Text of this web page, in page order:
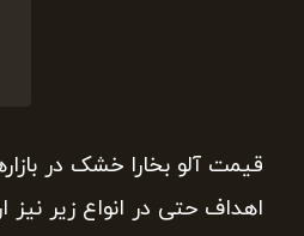
قیمت آلو بخارا خشک در
اهداف حتی در انواع زیر